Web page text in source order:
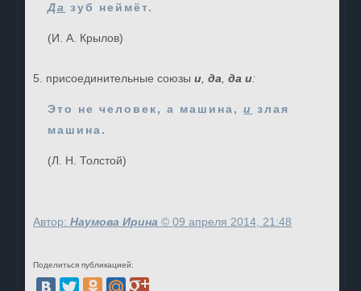
Да зуб неймёт.
(И. А. Крылов)
5. присоединительные союзыи ,да ,да и:
Это не человек, а машина,и злая
машина.
(Л. Н. Толстой)
Автор:Наумова Ирина ©09 апреля 2014, 21:48
Поделиться публикацией: